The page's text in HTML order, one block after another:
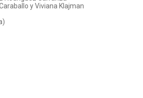
y Viviana Klajman